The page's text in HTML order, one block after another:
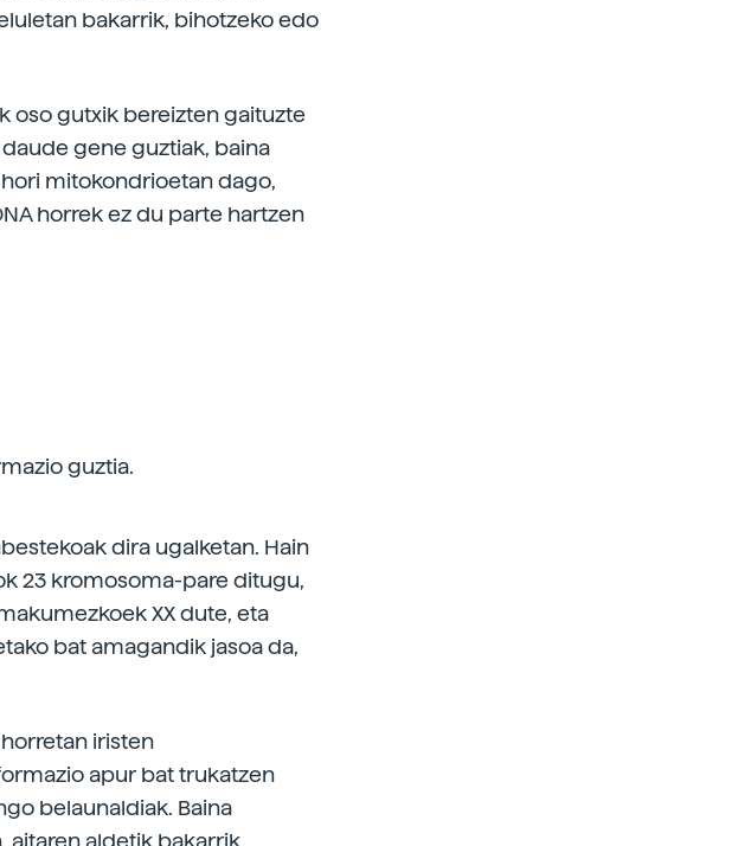
bakarrik, bihotzeko edo
oso gutxik bereizten gaituzte
gene guztiak, baina
mitokondrioetan dago,
horrek ez du parte hartzen
guztia.
dira ugalketan. Hain
23 kromosoma-pare ditugu,
XX dute, eta
bat amagandik jasoa da,
iristen
apur bat trukatzen
belaunaldiak. Baina
aitaren aldetik bakarrik